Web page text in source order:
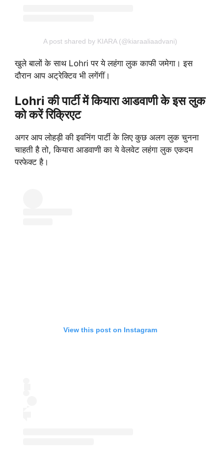
A post shared by KIARA (@kiaraaliaadvani)
खुले बालों के साथ Lohri पर ये लहंगा लुक काफी जमेगा। इस
दौरान आप अट्रेक्टिव भी लगेंगीं।
Lohri की पार्टी में कियारा आडवाणी के इस लुक
को करें रिक्रिएट
अगर आप लोहड़ी की इवनिंग पार्टी के लिए कुछ अलग लुक चुनना
चाहती है तो, कियारा आडवाणी का ये वेलवेट लहंगा लुक एकदम
परफेक्ट है।
View this post on Instagram